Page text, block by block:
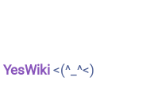
YesWiki <(^_^<)